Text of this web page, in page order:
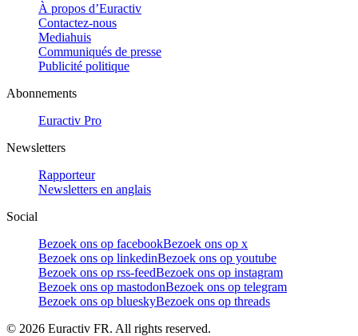
À propos d’Euractiv
Contactez-nous
Mediahuis
Communiqués de presse
Publicité politique
Abonnements
Euractiv Pro
Newsletters
Rapporteur
Newsletters en anglais
Social
Bezoek ons op facebookBezoek ons op x
Bezoek ons op linkedinBezoek ons op youtube
Bezoek ons op rss-feedBezoek ons op instagram
Bezoek ons op mastodonBezoek ons op telegram
Bezoek ons op blueskyBezoek ons op threads
© 2026 Euractiv FR. All rights reserved.